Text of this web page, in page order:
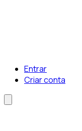
Entrar
Criar conta